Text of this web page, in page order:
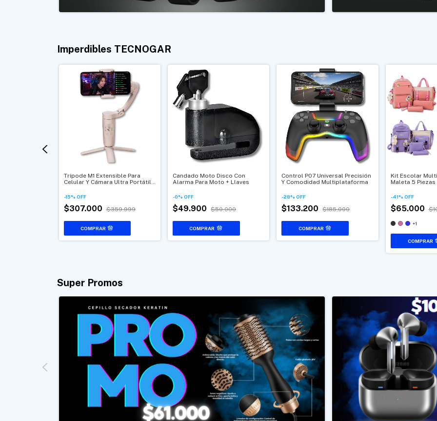
Imperdibles TECNOGAR
Trípode M1 Extensible Para
Celular Y Cámara Ultra Portátil
-15% OFF
$307.000 $359.999
Candado Moto Disco Con
Alarma Para Moto + Llaves
-0%OFF
$49.900 $50.000
Control P07 Universal Precisión
Y Comodidad Multiplataforma
-28%OFF
$133.200 $185.000
Kit Escolar
Maleta 5 Piezas
-41% OFF
$65.000
+1
COMPRAR
Super Promos